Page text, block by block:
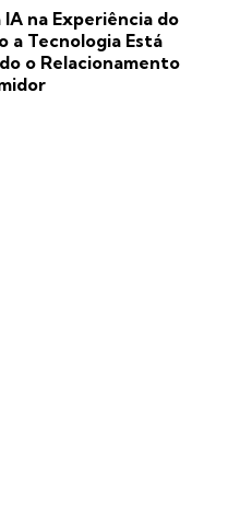
na Experiência do
a Tecnologia Está
o Relacionamento